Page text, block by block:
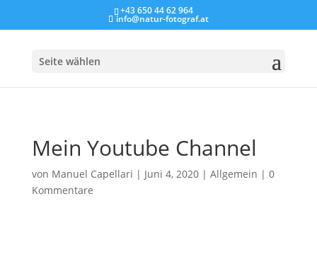
+43 650 44 62 964
info@natur-fotograf.at
Seite wählen
Mein Youtube Channel
von Manuel Capellari | Juni 4, 2020| Allgemein | 0
Kommentare